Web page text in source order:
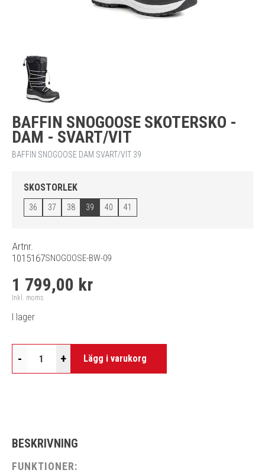
BAFFIN SNOGOOSE SKOTERSKO -
DAM - SVART/VIT
BAFFIN SNOGOOSE DAM SVART/VIT 39
SKOSTORLEK
36 37 38 39 40 41
Artnr.
1015167SNOGOOSE-BW-09
1 799,00 kr
Inkl. moms
I lager
- + Lägg i varukorg
BESKRIVNING
FUNKTIONER: